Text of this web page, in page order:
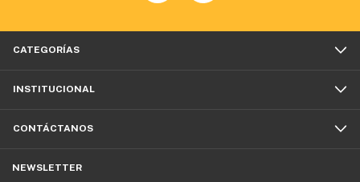
CATEGORÍAS
INSTITUCIONAL
CONTÁCTANOS
NEWSLETTER